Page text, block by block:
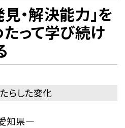
・解決能力」を
って学び続け
らした変化
知県―